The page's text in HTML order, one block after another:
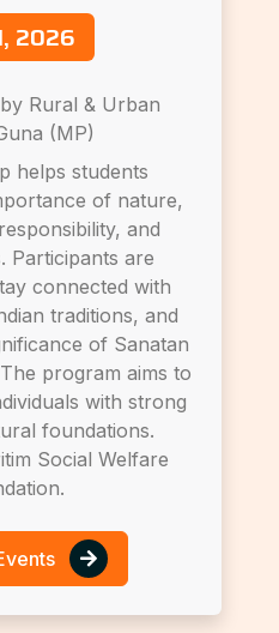
2026
Rural & Urban
(MP)
helps students
of nature,
and
Participants are
connected with
traditions, and
of Sanatan
program aims to
with strong
foundations.
Social Welfare